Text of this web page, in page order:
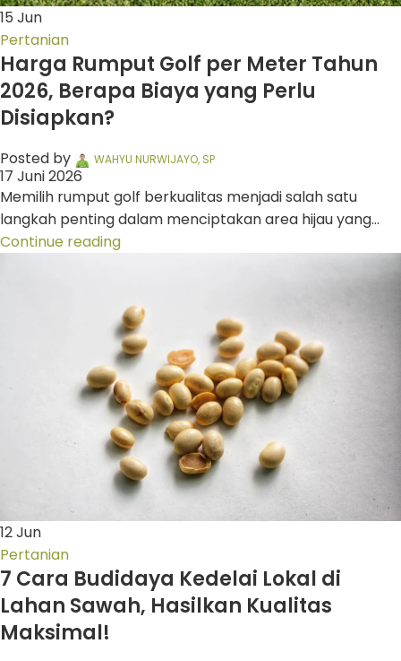
15 Jun
Pertanian
Harga Rumput Golf per Meter Tahun
2026, Berapa Biaya yang Perlu
Disiapkan?
Posted by WAHYU NURWIJAYO, SP
17 Juni 2026
Memilih rumput golf berkualitas menjadi salah satu
langkah penting dalam menciptakan area hijau yang...
Continue reading
12Jun
Pertanian
7 Cara Budidaya Kedelai Lokal di
Lahan Sawah, Hasilkan Kualitas
Maksimal!